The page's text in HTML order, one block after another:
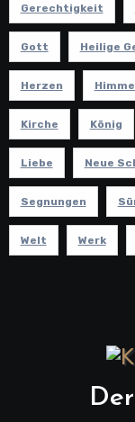
Gerechtigkeit
Gott Heilige
Herzen
Kirche König
Liebe Neue
Segnungen
Welt Werk